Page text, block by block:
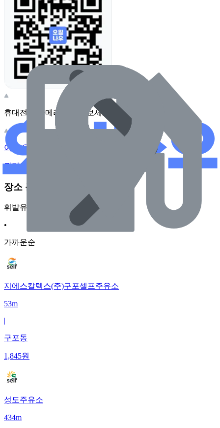
휴대전화 카메라로 찍어보세요
이 주유소의 사장님이신가요?
관리하기
장소 근처 주유소
휘발유
•
가까운순
지에스칼텍스(주)구포셀프주유소
53m
|
구포동
1,845원
성도주유소
434m